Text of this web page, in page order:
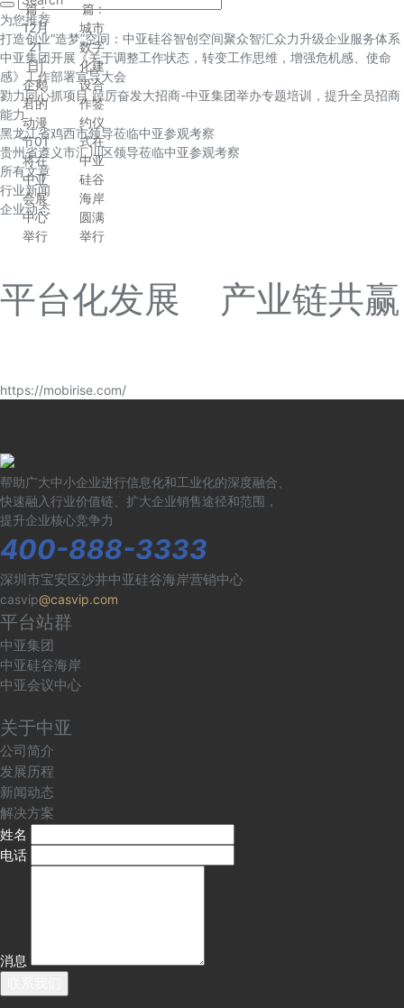
篇:
12月
21
日|
企鹅
君的
动漫
节01
将在
中亚
会展
中心
举行
篇:
城市
数字
化建
设合
作签
约仪
式在
中亚
硅谷
海岸
圆满
举行
为您推荐
打造创业“造梦”空间：中亚硅谷智创空间聚众智汇众力升级企业服务体系
中亚集团开展《关于调整工作状态，转变工作思维，增强危机感、使命
感》工作部署宣导大会
勠力同心抓项目 踔厉奋发大招商-中亚集团举办专题培训，提升全员招商
能力
黑龙江省鸡西市领导莅临中亚参观考察
贵州省遵义市汇川区领导莅临中亚参观考察
所有文章
行业新闻
企业动态
平台化发展 产业链共赢
https://mobirise.com/
帮助广大中小企业进行信息化和工业化的深度融合、
快速融入行业价值链、扩大企业销售途径和范围，
提升企业核心竞争力
400-888-3333
深圳市宝安区沙井中亚硅谷海岸营销中心
casvip@casvip.com
平台站群
中亚集团
中亚硅谷海岸
中亚会议中心
关于中亚
公司简介
发展历程
新闻动态
解决方案
姓名
电话
消息